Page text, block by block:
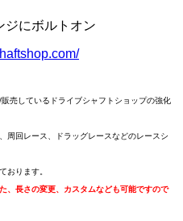
ジにボルトオン
売しているドライブシャフトショップの強化
周回レース、ドラッグレースなどのレースシ
おります。
、長さの変更、カスタムなども可能ですので